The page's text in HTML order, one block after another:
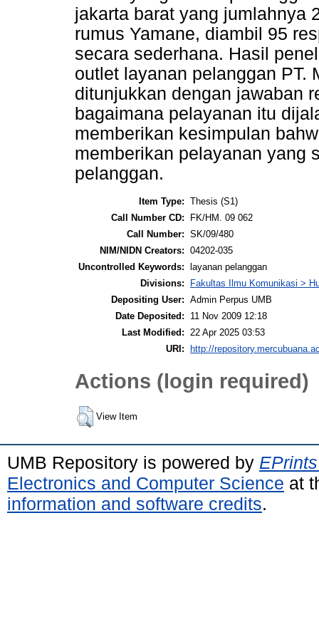
jakarta barat yang jumlahnya
rumus Yamane, diambil 95
secara sederhana. Hasil
outlet layanan pelanggan PT.
ditunjukkan dengan jawaban
bagaimana pelayanan itu
memberikan kesimpulan
memberikan pelayanan yang
pelanggan.
Item Type: Thesis (S1)
Call Number CD:
FK/HM. 09 062
Call Number: SK/09/480
NIM/NIDN Creators: 04202-035
Uncontrolled Keywords:
layanan pelanggan
Divisions:
Fakultas Ilmu Komunikasi >
Depositing User: Admin Perpus UMB
Date Deposited:
11 Nov 2009 12:18
Last Modified: 22 Apr 2025 03:53
URI:
http://
Actions (login required)
View Item
UMB Repository is powered by
Electronics and Computer Science at
information and software credits.